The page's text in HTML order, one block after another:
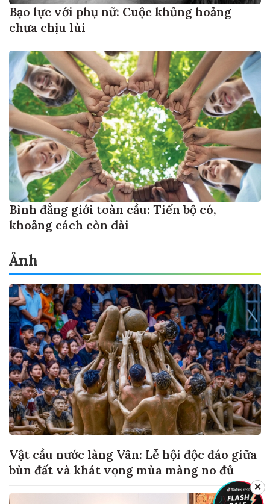
Bạo lực với phụ nữ: Cuộc khủng hoảng
chưa chịu lùi
Bình đẳng giới toàn cầu: Tiến bộ có,
khoảng cách còn dài
Ảnh
Vật cầu nước làng Vân: Lễ hội độc đáo giữa
bùn đất và khát vọng mùa màng no đủ
✕